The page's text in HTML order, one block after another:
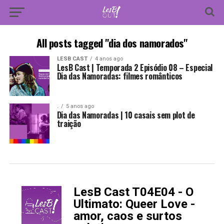
All posts tagged "dia dos namorados"
LESB CAST 4 anos ago
LesB Cast | Temporada 2 Episódio 08 – Especial
Dia das Namoradas: filmes românticos
. 5 anos ago
Dia das Namoradas | 10 casais sem plot de
traição
LesB Cast T04E04 - O
Ultimato: Queer Love -
amor, caos e surtos
-